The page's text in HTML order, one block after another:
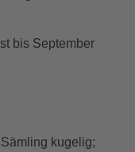
bis September
kugelig;